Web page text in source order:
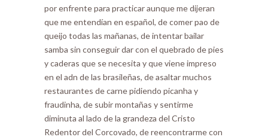
por enfrente para practicar aunque me dijeran
que me entendían en español, de comer pao de
queijo todas las mañanas, de intentar bailar
samba sin conseguir dar con el quebrado de pies
y caderas que se necesita y que viene impreso
en el adn de las brasileñas, de asaltar muchos
restaurantes de carne pidiendo picanha y
fraudinha, de subir montañas y sentirme
diminuta al lado de la grandeza del Cristo
Redentor del Corcovado, de reencontrarme con